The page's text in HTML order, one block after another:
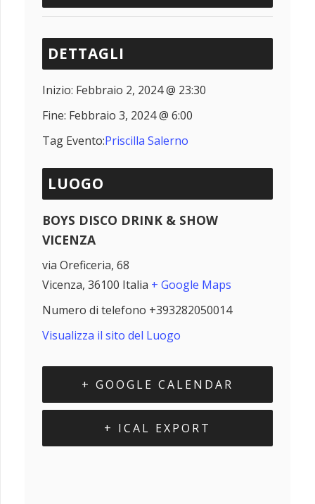
DETTAGLI
Inizio: Febbraio 2, 2024 @ 23:30
Fine: Febbraio 3, 2024 @ 6:00
Tag Evento:Priscilla Salerno
LUOGO
BOYS DISCO DRINK & SHOW
VICENZA
via Oreficeria, 68
Vicenza, 36100 Italia + Google Maps
Numero di telefono +393282050014
Visualizza il sito del Luogo
+ GOOGLE CALENDAR
+ ICAL EXPORT